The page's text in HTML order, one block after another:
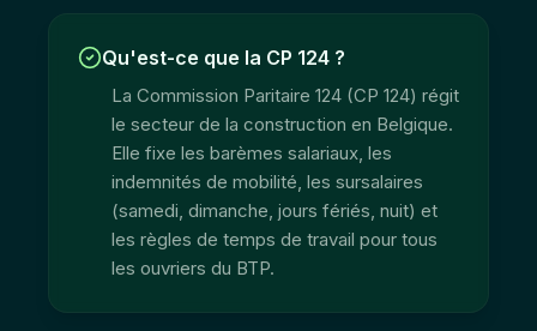
Qu'est-ce que la CP 124 ?
La Commission Paritaire 124 (CP 124) régit
le secteur de la construction en Belgique.
Elle fixe les barèmes salariaux, les
indemnités de mobilité, les sursalaires
(samedi, dimanche, jours fériés, nuit) et
les règles de temps de travail pour tous
les ouvriers du BTP.